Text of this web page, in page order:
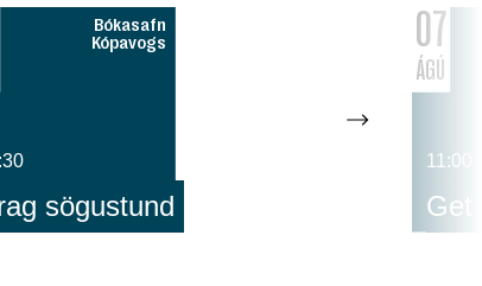
Bókasafn
Kópavogs
sögustund
07
ÁGÚ
11:00
Get